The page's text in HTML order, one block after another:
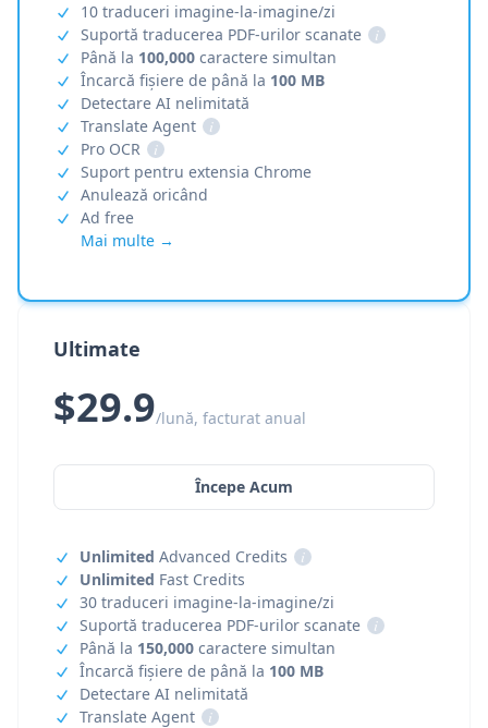
10 traduceri imagine-la-imagine/zi
Suportă traducerea PDF-urilor scanate
i
Până la 100,000 caractere simultan
Încarcă fișiere de până la 100 MB
Detectare AI nelimitată
Translate Agent
i
Pro OCR
i
Suport pentru extensia Chrome
Anulează oricând
Ad free
Mai multe →
Ultimate
$29.9/lună, facturat anual
Începe Acum
Unlimited Advanced Credits
i
Unlimited Fast Credits
30 traduceri imagine-la-imagine/zi
Suportă traducerea PDF-urilor scanate
i
Până la 150,000 caractere simultan
Încarcă fișiere de până la 100 MB
Detectare AI nelimitată
Translate Agent
i